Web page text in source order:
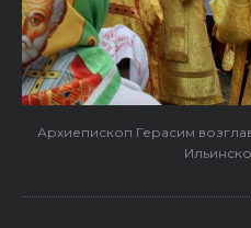
Архиепископ Герасим